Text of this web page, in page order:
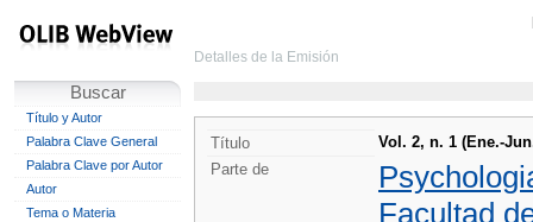
Buscar
Título y Autor
Palabra Clave General
Palabra Clave por Autor
Autor
Tema o Materia
Detalles de la Emisión
Título
Vol. 2, n. 1 (Ene.-
Parte de
Facultad